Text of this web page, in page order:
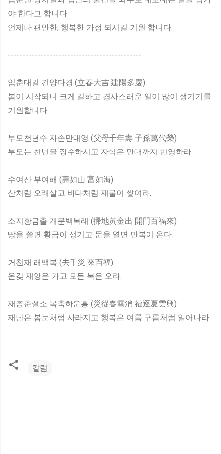
야 한다고 합니다.
언제나 편안한, 행복한 가정 되시길 기원 합니다.
---------------------------------------------
입춘대길 건양다경 (立春大吉 建陽多慶)
봄이 시작되니 크게 길하고 경사스러운 일이 많이 생기기를
기원합니다.
부모천년수 자손만대영 (父母千年壽 子孫萬代榮)
부모는 천년을 장수하시고 자식은 만대까지 번영하라.
수여산 부여해 (壽如山 富如海)
산처럼 오래살고 바다처럼 재물이 쌓여라.
소지황금출 개문백복래 (掃地黃金出 開門百福來)
땅을 쓸면 황금이 생기고 문을 열면 만복이 온다.
거천재 래백복 (去千災 來百福)
온갖 재앙은 가고 모든 복은 오라.
재종춘설소 복축하운흥 (災從春雪消 福逐夏雲興)
재난은 봄눈처럼 사라지고 행복은 여름 구름처럼 일어나라.
칼럼